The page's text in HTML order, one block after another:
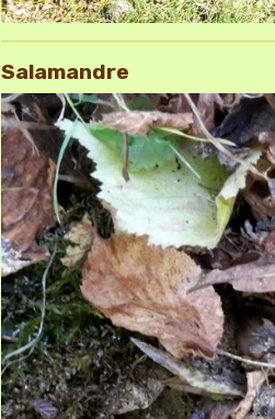
Salamandre